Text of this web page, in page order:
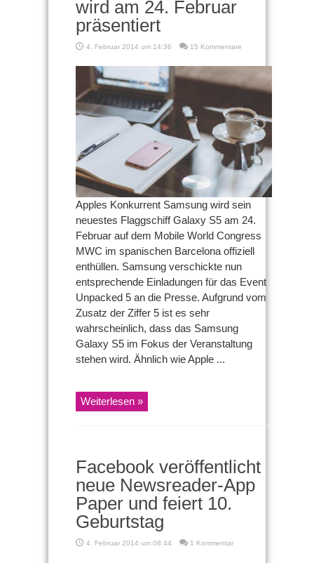
wird am 24. Februar
präsentiert
4. Februar 2014 um 14:36 15 Kommentare
Apples Konkurrent Samsung wird sein
neuestes Flaggschiff Galaxy S5 am 24.
Februar auf dem Mobile World Congress
MWC im spanischen Barcelona offiziell
enthüllen. Samsung verschickte nun
entsprechende Einladungen für das Event
Unpacked 5 an die Presse. Aufgrund vom
Zusatz der Ziffer 5 ist es sehr
wahrscheinlich, dass das Samsung
Galaxy S5 im Fokus der Veranstaltung
stehen wird. Ähnlich wie Apple ...
Weiterlesen »
Facebook veröffentlicht
neue Newsreader-App
Paper und feiert 10.
Geburtstag
4. Februar 2014 um 08:44 1 Kommentar